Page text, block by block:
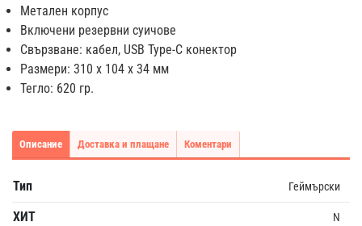
Метален корпус
Включени резервни суичове
Свързване: кабел, USB Type-C конектор
Размери: 310 x 104 x 34 мм
Тегло: 620 гр.
Описание Доставка и плащане Коментари
Тип Геймърски
ХИТ N